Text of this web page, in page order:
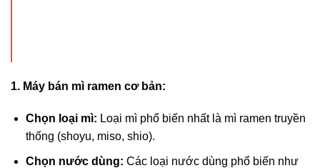
1. Máy bán mì ramen cơ bản:
Chọn loại mì: Loại mì phổ biến nhất là mì ramen truyền
thống (shoyu, miso, shio).
Chọn nước dùng: Các loại nước dùng phổ biến như